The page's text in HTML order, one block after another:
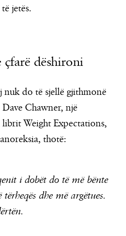
jetës.
çfarë dëshironi
do të sjellë gjithmonë
Chawner, një
Weight Expectations,
thotë:
i dobët do të më bënte
dhe më argëtues.